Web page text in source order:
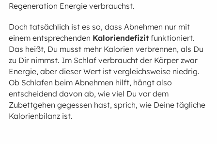
Regeneration Energie verbrauchst.
Doch tatsächlich ist es so, dass Abnehmen nur mit
einem entsprechenden Kaloriendefizitfunktioniert.
Das heißt, Du musst mehr Kalorien verbrennen, als Du
zu Dir nimmst. Im Schlaf verbraucht der Körper zwar
Energie, aber dieser Wert ist vergleichsweise niedrig.
Ob Schlafen beim Abnehmen hilft, hängt also
entscheidend davon ab, wie viel Du vor dem
Zubettgehen gegessen hast, sprich, wie Deine tägliche
Kalorienbilanz ist.